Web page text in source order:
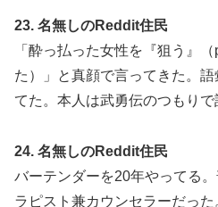
23. 名無しのReddit住民
「酔っ払った女性を『狙う』
た）」と真顔で言ってきた。
てた。本人は武勇伝のつもりで
24. 名無しのReddit住民
バーテンダーを20年やってる
ラピスト兼カウンセラーだっ